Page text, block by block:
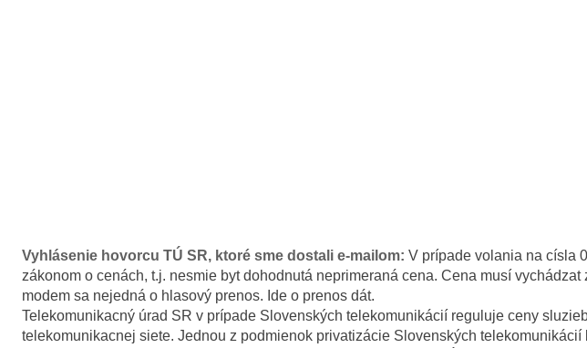
Vyhlásenie hovorcu TÚ SR, ktoré sme dostali e-mailom: V prípade volania na císla
zákonom o cenách, t.j. nesmie byt dohodnutá neprimeraná cena. Cena musí
modem sa nejedná o hlasový prenos. Ide o prenos dát.
Telekomunikacný úrad SR v prípade Slovenských telekomunikácií reguluje ceny
telekomunikacnej siete. Jednou z podmienok privatizácie Slovenských